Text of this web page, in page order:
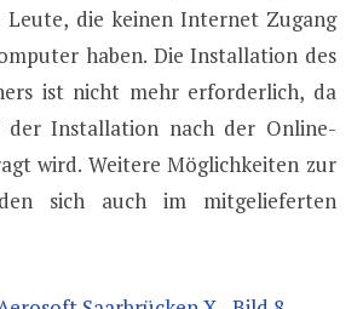
die keinen Internet Zugang
haben. Die Installation des
ist nicht mehr erforderlich, da
der Installation nach der Online-
wird. Weitere Möglichkeiten zur
sich auch im mitgelieferten